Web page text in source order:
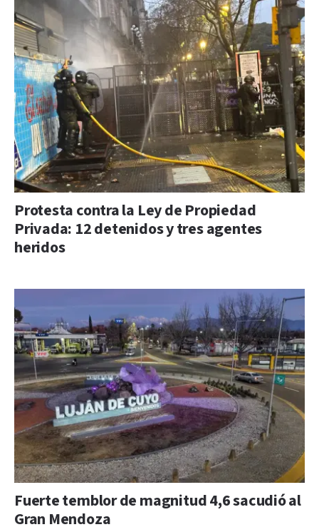
Protesta contra la Ley de Propiedad
Privada: 12 detenidos y tres agentes
heridos
Fuerte temblor de magnitud 4,6 sacudió al
Gran Mendoza